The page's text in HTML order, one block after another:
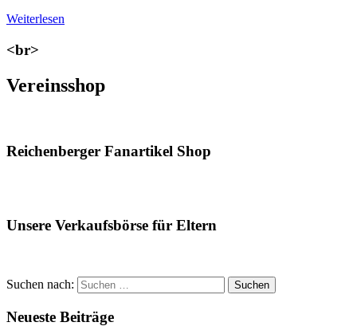
Weiterlesen
<br>
Vereinsshop
Reichenberger Fanartikel Shop
Unsere Verkaufsbörse für Eltern
Suchen nach: Suchen
Neueste Beiträge